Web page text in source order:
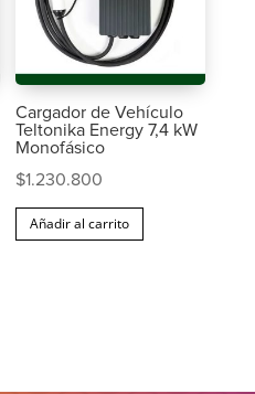
Cargador de Vehículo
Teltonika Energy 7,4 kW
Monofásico
$1.230.800
Añadir al carrito